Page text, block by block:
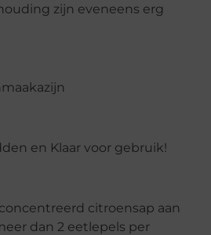
zijn eveneens erg
en Klaar voor gebruik!
citroensap aan
dan 2 eetlepels per